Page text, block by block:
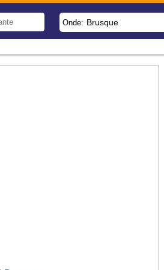
Onde: Brusque